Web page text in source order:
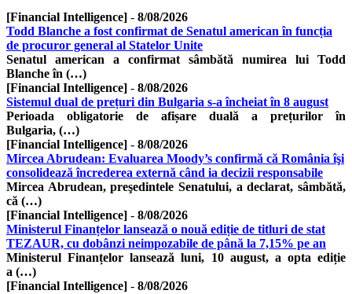
[Financial Intelligence] - 8/08/2026
Todd Blanche a fost confirmat de Senatul american în funcția
de procuror general al Statelor Unite
Senatul american a confirmat sâmbătă numirea lui Todd
Blanche în (…)
[Financial Intelligence] - 8/08/2026
Sistemul dual de prețuri din Bulgaria s-a încheiat în 8 august
Perioada obligatorie de afișare duală a prețurilor în
Bulgaria, (…)
[Financial Intelligence] - 8/08/2026
Mircea Abrudean: Evaluarea Moody’s confirmă că România îşi
consolidează încrederea externă când ia decizii responsabile
Mircea Abrudean, preşedintele Senatului, a declarat, sâmbătă,
că (…)
[Financial Intelligence] - 8/08/2026
Ministerul Finanțelor lansează o nouă ediție de titluri de stat
TEZAUR, cu dobânzi neimpozabile de până la 7,15% pe an
Ministerul Finanțelor lansează luni, 10 august, a opta ediție
a (…)
[Financial Intelligence] - 8/08/2026